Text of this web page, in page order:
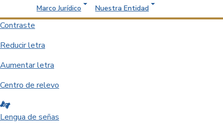
Marco Jurídico
Nuestra Entidad
Contraste
Reducir letra
Aumentar letra
Centro de relevo
Lengua de señas